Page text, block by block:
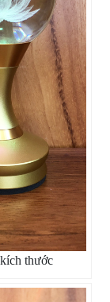
thước